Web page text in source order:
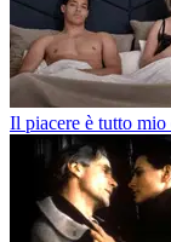
Il piacere è tutto mio